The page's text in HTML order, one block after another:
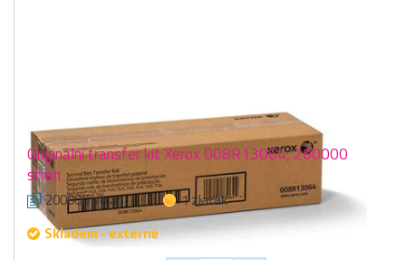
Originální transfer kit Xerox 008R13064, 200000
stran
200000 stran
1 zlaťák
Skladem - externě